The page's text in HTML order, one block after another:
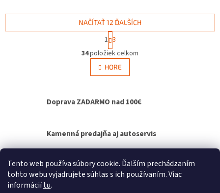
Tento web používa súbory cookie. Ďalším prechádzaním
tohto webu vyjadrujete súhlas s ich používaním. Viac
informáciítu.
O
v
l
á
c
p
r
v
k
y
v
NAČÍTAŤ 12 ĎALŠÍCH
S
t
r
á
n
k
a
1 3
34položiek celkom
HORE
Doprava ZADARMO nad 100€
Kamenná predajňa aj autoservis
Výmenný spôsob agregátov - bez čakania na
opravu